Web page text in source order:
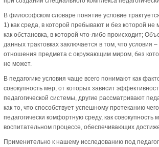
В философском словаре понятие условие
1) как среда, в которой пребывают и без которой не
как обстановка, в которой что-либо происходит;
данных трактовках заключается в том, что условия –
отношения предмета с окружающим миром, без
не может.
В педагогике условия чаще всего понимают как
совокупность мер, от которых зависит
педагогической системы, другие рассматривают
как то, что способствует успешному протеканию
педагогически комфортную среду, как совокупность
воспитательном процессе, обеспечивающих
Применительно к нашему исследованию под